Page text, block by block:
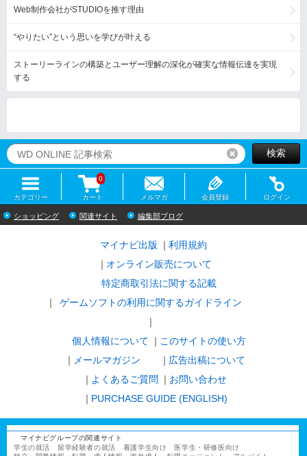
Web制作会社がSTUDIOを推す理由
“やりたい”という思いを学びが叶える
ストーリーラインの構築とユーザー理解の深化が確実な情報伝達を実現
する
リセット検索
カテゴリー カート
0
メルマガ 会員登録 ログイン
ショッピング 関連サイト 編集部ブログ
マイナビ出版
利用規約
オンライン販売について
特定商取引法に関する記載
ゲームソフトの利用に関するガイドライン
｜
個人情報について
このサイトの使い方
メールマガジン
広告出稿について
よくあるご質問
お問い合わせ
PURCHASE GUIDE (ENGLISH)
マイナビグループの関連サイト
学生の就活
留学経験者の就活 看護学生向け
医学生・研修医向け